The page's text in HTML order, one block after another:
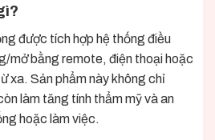
được tích hợp hệ thống điều
mở bằng remote, điện thoại hoặc
xa. Sản phẩm này không chỉ
làm tăng tính thẩm mỹ và an
hoặc làm việc.